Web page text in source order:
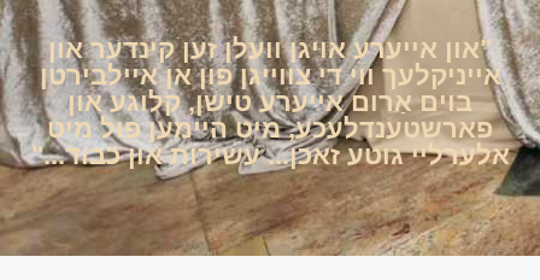
"און אייערע אויגן וועלן זען קינדער און
אייניקלעך ווי די צווייגן פון אן איילבירטן
בוים אַרום אייערע טישן, קלוגע און
פארשטענדלעכע, מיט היימען פול מיט
אלערליי גוטע זאכן... עשירות און כבוד..."